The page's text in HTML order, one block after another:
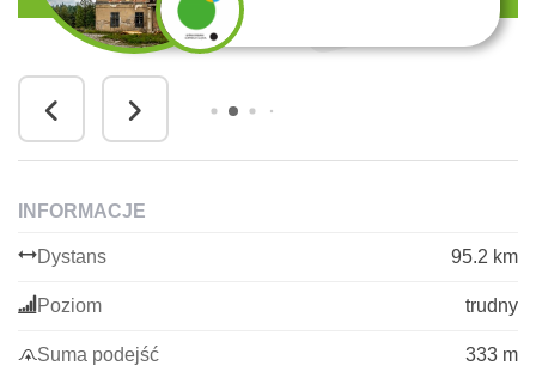
INFORMACJE
Dystans 95.2 km
Poziom trudny
Suma podejść 333 m